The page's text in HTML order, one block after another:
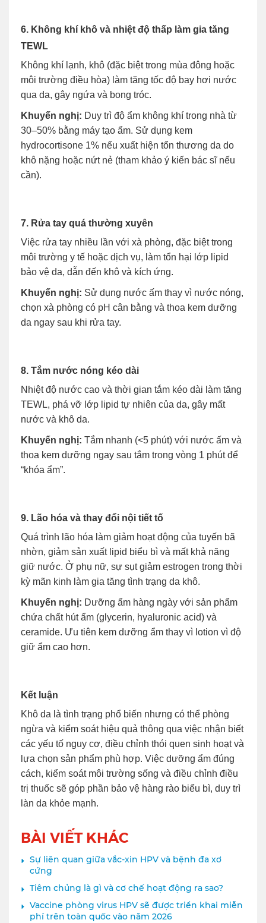
6. Không khí khô và nhiệt độ thấp làm gia tăng
TEWL
Không khí lạnh, khô (đặc biệt trong mùa đông hoặc
môi trường điều hòa) làm tăng tốc độ bay hơi nước
qua da, gây ngứa và bong tróc.
Khuyến nghị: Duy trì độ ẩm không khí trong nhà từ
30–50% bằng máy tạo ẩm. Sử dụng kem
hydrocortisone 1% nếu xuất hiện tổn thương da do
khô nặng hoặc nứt nẻ (tham khảo ý kiến bác sĩ nếu
cần).
7. Rửa tay quá thường xuyên
Việc rửa tay nhiều lần với xà phòng, đặc biệt trong
môi trường y tế hoặc dịch vụ, làm tổn hại lớp lipid
bảo vệ da, dẫn đến khô và kích ứng.
Khuyến nghị: Sử dụng nước ấm thay vì nước nóng,
chọn xà phòng có pH cân bằng và thoa kem dưỡng
da ngay sau khi rửa tay.
8. Tắm nước nóng kéo dài
Nhiệt độ nước cao và thời gian tắm kéo dài làm tăng
TEWL, phá vỡ lớp lipid tự nhiên của da, gây mất
nước và khô da.
Khuyến nghị: Tắm nhanh (<5 phút) với nước ấm và
thoa kem dưỡng ngay sau tắm trong vòng 1 phút để
“khóa ẩm”.
9. Lão hóa và thay đổi nội tiết tố
Quá trình lão hóa làm giảm hoạt động của tuyến bã
nhờn, giảm sản xuất lipid biểu bì và mất khả năng
giữ nước. Ở phụ nữ, sự sụt giảm estrogen trong thời
kỳ mãn kinh làm gia tăng tình trạng da khô.
Khuyến nghị: Dưỡng ẩm hàng ngày với sản phẩm
chứa chất hút ẩm (glycerin, hyaluronic acid) và
ceramide. Ưu tiên kem dưỡng ẩm thay vì lotion vì độ
giữ ẩm cao hơn.
Kết luận
Khô da là tình trạng phổ biến nhưng có thể phòng
ngừa và kiểm soát hiệu quả thông qua việc nhận biết
các yếu tố nguy cơ, điều chỉnh thói quen sinh hoạt và
lựa chọn sản phẩm phù hợp. Việc dưỡng ẩm đúng
cách, kiểm soát môi trường sống và điều chỉnh điều
trị thuốc sẽ góp phần bảo vệ hàng rào biểu bì, duy trì
làn da khỏe mạnh.
BÀI VIẾT KHÁC
Sự liên quan giữa vắc-xin HPV và bệnh đa xơ
cứng
Tiêm chủng là gì và cơ chế hoạt động ra sao?
Vaccine phòng virus HPV sẽ được triển khai miễn
phí trên toàn quốc vào năm 2026